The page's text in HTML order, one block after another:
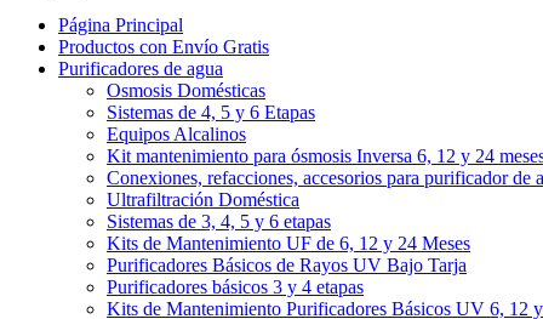
Página Principal
Productos con Envío Gratis
Purificadores de agua
Osmosis Domésticas
Sistemas de 4, 5 y 6 Etapas
Equipos Alcalinos
Kit mantenimiento para ósmosis Inversa 6, 12 y 24
Conexiones, refacciones, accesorios para purificador de
Ultrafiltración Doméstica
Sistemas de 3, 4, 5 y 6 etapas
Kits de Mantenimiento UF de 6, 12 y 24 Meses
Purificadores Básicos de Rayos UV Bajo Tarja
Purificadores básicos 3 y 4 etapas
Kits de Mantenimiento Purificadores Básicos UV 6, 12